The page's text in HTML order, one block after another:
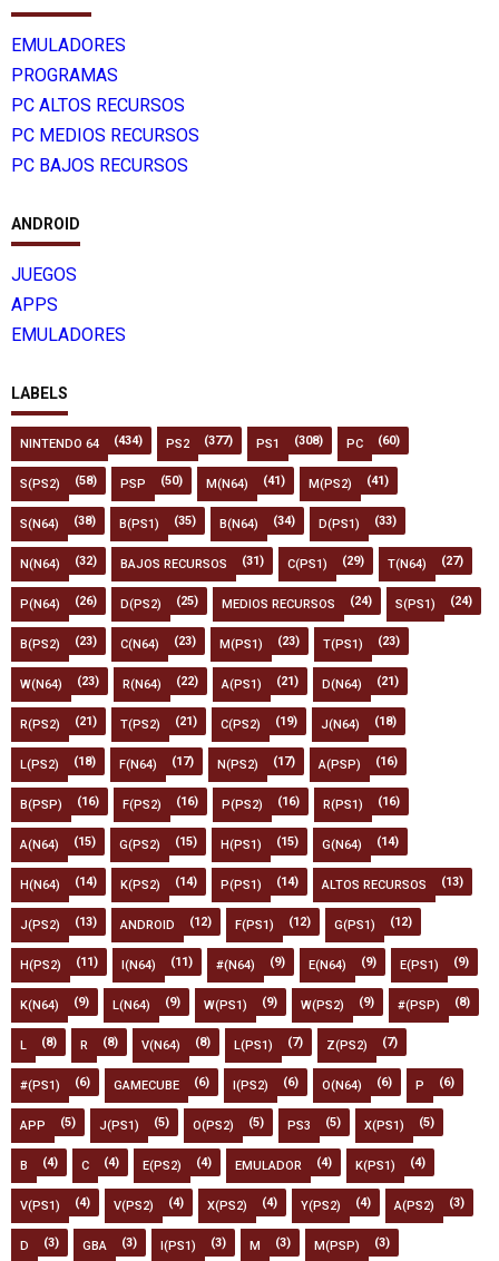
EMULADORES
PROGRAMAS
PC ALTOS RECURSOS
PC MEDIOS RECURSOS
PC BAJOS RECURSOS
ANDROID
JUEGOS
APPS
EMULADORES
LABELS
NINTENDO 64 (434) PS2 (377) PS1 (308) PC (60)
S(PS2) (58) PSP (50) M(N64) (41) M(PS2) (41)
S(N64) (38) B(PS1) (35) B(N64) (34) D(PS1) (33)
N(N64) (32) BAJOS RECURSOS (31) C(PS1) (29) T(N64) (27)
P(N64) (26) D(PS2) (25) MEDIOS RECURSOS (24) S(PS1) (24)
B(PS2) (23) C(N64) (23) M(PS1) (23) T(PS1) (23)
W(N64) (23) R(N64) (22) A(PS1) (21) D(N64) (21)
R(PS2) (21) T(PS2) (21) C(PS2) (19) J(N64) (18)
L(PS2) (18) F(N64) (17) N(PS2) (17) A(PSP) (16)
B(PSP) (16) F(PS2) (16) P(PS2) (16) R(PS1) (16)
A(N64) (15) G(PS2) (15) H(PS1) (15) G(N64) (14)
H(N64) (14) K(PS2) (14) P(PS1) (14) ALTOS RECURSOS (13)
J(PS2) (13) ANDROID (12) F(PS1) (12) G(PS1) (12)
H(PS2) (11) I(N64) (11) #(N64) (9) E(N64) (9) E(PS1) (9)
K(N64) (9) L(N64) (9) W(PS1) (9) W(PS2) (9) #(PSP) (8)
L (8) R (8) V(N64) (8) L(PS1) (7) Z(PS2) (7)
#(PS1) (6) GAMECUBE (6) I(PS2) (6) O(N64) (6) P (6)
APP (5) J(PS1) (5) O(PS2) (5) PS3 (5) X(PS1) (5)
B (4) C (4) E(PS2) (4) EMULADOR (4) K(PS1) (4)
V(PS1) (4) V(PS2) (4) X(PS2) (4) Y(PS2) (4) A(PS2) (3)
D (3) GBA (3) I(PS1) (3) M (3) M(PSP) (3)